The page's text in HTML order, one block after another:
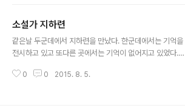
소설가 지하련
같은날 두군데에서 지하련을 만났다. 한군데에서는 기억을
전시하고 있고 또다른 곳에서는 기억이 없어지고 있었다.
는 마산문학관에서 열리는 한국 근대문학 희귀도서 자료전
0 0 2015. 8. 5.